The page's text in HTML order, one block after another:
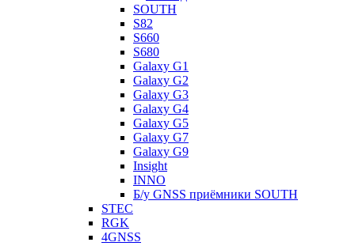
SOUTH
S82
S660
S680
Galaxy G1
Galaxy G2
Galaxy G3
Galaxy G4
Galaxy G5
Galaxy G7
Galaxy G9
Insight
INNO
Б/у GNSS приёмники SOUTH
STEC
RGK
4GNSS